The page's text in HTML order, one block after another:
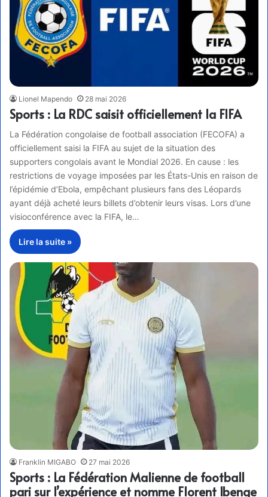
Lionel Mapendo 28 mai 2026
Sports : La RDC saisit officiellement la FIFA
La Fédération congolaise de football association (FECOFA) a
officiellement saisi la FIFA au sujet de la situation des
supporters congolais avant le Mondial 2026. En cause : les
restrictions de voyage imposées par les États-Unis en raison de
l’épidémie d’Ebola, empêchant plusieurs fans des Léopards
ayant déjà acheté leurs billets d’obtenir leurs visas. Lors d’une
visioconférence avec la FIFA, le…
Lire la suite »
Franklin MIGABO 27 mai 2026
Sports : La Fédération Malienne de football
pari sur l’expérience et nomme Florent Ibenge